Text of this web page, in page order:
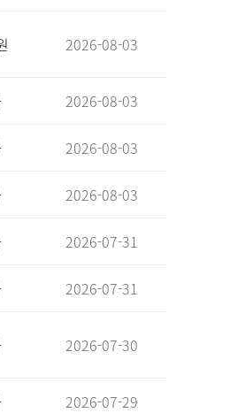
2026-08-03
2026-08-03
2026-08-03
2026-08-03
2026-07-31
2026-07-31
2026-07-30
2026-07-29